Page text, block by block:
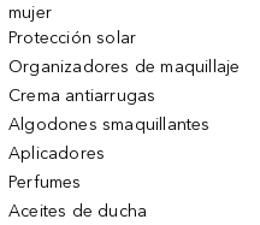
mujer
Protección solar
Organizadores de maquillaje
Crema antiarrugas
Algodones smaquillantes
Aplicadores
Perfumes
Aceites de ducha